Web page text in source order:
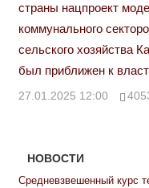
страны нацпроект
коммунального
сельского хозяйства
был приближен к
27.01.2025 12:00
НОВОСТИ
Средневзвешенный курс